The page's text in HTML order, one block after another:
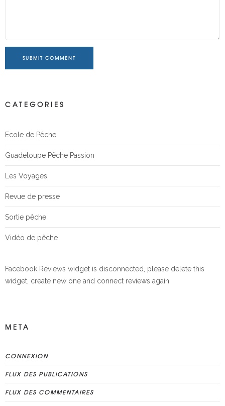
SUBMIT COMMENT
CATEGORIES
Ecole de Pêche
Guadeloupe Pêche Passion
Les Voyages
Revue de presse
Sortie pêche
Vidéo de pêche
Facebook Reviews widget is disconnected, please delete this
widget, create new one and connect reviews again
META
CONNEXION
FLUX DES PUBLICATIONS
FLUX DES COMMENTAIRES